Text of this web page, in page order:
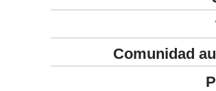
Comunidad